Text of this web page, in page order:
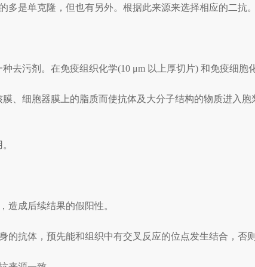
是单克隆，但也有另外。根据此来源来选择相应的二抗。
去污剂。在免疫组织化学(10 μm 以上厚切片) 和免疫细胞
、细胞器膜上的脂质而使抗体及大分子结构的物质进入
造成后续结果的假阳性。
的抗体，预先能和组织中有交叉反应的位点发生结合，否